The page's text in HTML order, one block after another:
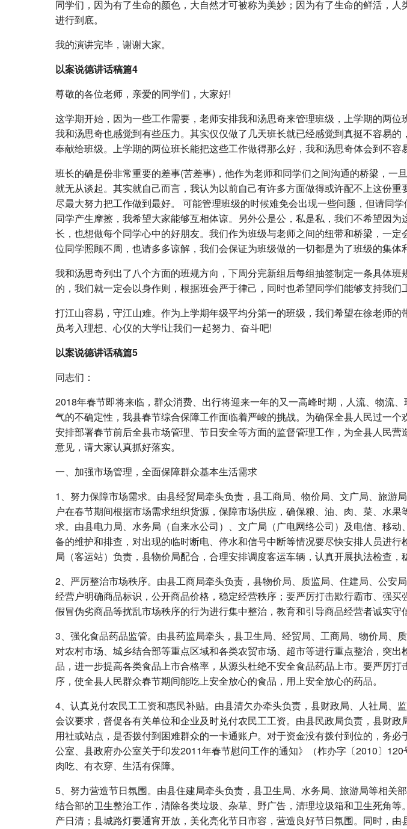
同学们，因为有了生命的颜色，大自然才可被称为美妙；因为有了生命的鲜活，
进行到底。
我的演讲完毕，谢谢大家。
以案说德讲话稿篇4
尊敬的各位老师，亲爱的同学们，大家好!
这学期开始，因为一些工作需要，老师安排我和汤思奇来管理班级，上学期的两
我和汤思奇也感觉到有些压力。其实仅仅做了几天班长就已经感觉到真挺不容易
奉献给班级。上学期的两位班长能把这些工作做得那么好，我和汤思奇体会到不容
班长的确是份非常重要的差事(苦差事)，他作为老师和同学们之间沟通的桥梁，
就无从谈起。其实就自己而言，我认为以前自己有许多方面做得或许配不上这份
尽最大努力把工作做到最好。 可能管理班级的时候难免会出现一些问题，但请同
同学产生摩擦，我希望大家能够互相体谅。另外公是公，私是私，我们不希望因
长，也想做每个同学心中的好朋友。我们作为班级与老师之间的纽带和桥梁，一
位同学照顾不周，也请多多谅解，我们会保证为班级做的一切都是为了班级的集体
我和汤思奇列出了八个方面的班规方向，下周分完新组后每组抽签制定一条具体
的，我们就一定会以身作则，根据班会严于律己，同时也希望同学们能够支持我们
打江山容易，守江山难。作为上学期年级平均分第一的班级，我们希望在徐老师
员考入理想、心仪的大学!让我们一起努力、奋斗吧!
以案说德讲话稿篇5
同志们：
2018年春节即将来临，群众消费、出行将迎来一年的又一高峰时期，人流、物流
气的不确定性，我县春节综合保障工作面临着严峻的挑战。为确保全县人民过一
安排部署春节前后全县市场管理、节日安全等方面的监督管理工作，为全县人民
意见，请大家认真抓好落实。
一、加强市场管理，全面保障群众基本生活需求
1、努力保障市场需求。由县经贸局牵头负责，县工商局、物价局、文广局、旅
户在春节期间根据市场需求组织货源，保障市场供应，确保粮、油、肉、菜、水
求。由县电力局、水务局（自来水公司）、文广局（广电网络公司）及电信、移
备的维护和排查，对出现的临时断电、停水和信号中断等情况要尽快安排人员进
局（客运站）负责，县物价局配合，合理安排调度客运车辆，认真开展执法检查，
2、严厉整治市场秩序。由县工商局牵头负责，县物价局、质监局、住建局、公
经营户明确商品标识，公开商品价格，稳定经营秩序；要严厉打击欺行霸市、强
假冒伪劣商品等扰乱市场秩序的行为进行集中整治，教育和引导商品经营者诚实守
3、强化食品药品监管。由县药监局牵头，县卫生局、经贸局、工商局、物价局、
对农村市场、城乡结合部等重点区域和各类农贸市场、超市等进行重点整治，突
品，进一步提高各类食品上市合格率，从源头杜绝不安全食品药品上市。要严厉
序，使全县人民群众春节期间能吃上安全放心的食品，用上安全放心的药品。
4、认真兑付农民工工资和惠民补贴。由县清欠办牵头负责，县财政局、人社局
会议要求，督促各有关单位和企业及时兑付农民工工资。由县民政局负责，县财
用社或站点，是否拨付到困难群众的一卡通账户。对于资金没有拨付到位的，务
公室、县政府办公室关于印发2011年春节慰问工作的通知》（柞办字〔2010〕
肉吃、有衣穿、生活有保障。
5、努力营造节日氛围。由县住建局牵头负责，县卫生局、水务局、旅游局等相
结合部的卫生整治工作，清除各类垃圾、杂草、野广告，清理垃圾箱和卫生死角
产日清；县城路灯要通宵开放，美化亮化节日市容，营造良好节日氛围。同时，